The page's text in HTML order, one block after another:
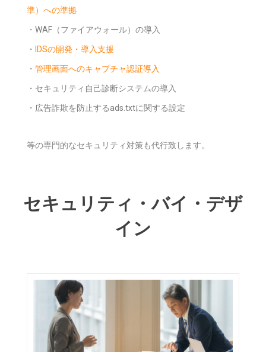
準）への準拠
・WAF（ファイアウォール）の導入
・ IDSの開発・導入支援
・ 管理画面へのキャプチャ認証導入
・セキュリティ自己診断システムの導入
・広告詐欺を防止するads.txtに関する設定
等の専門的なセキュリティ対策も代行致します。
セキュリティ・バイ・デザ
イン